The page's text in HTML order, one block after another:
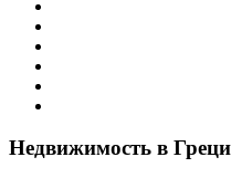
Недвижимость в